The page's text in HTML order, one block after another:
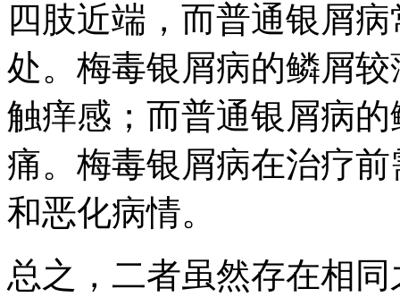
四肢近端，而普通银屑
处。梅毒银屑病的鳞屑
触痒感；而普通银屑病
痛。梅毒银屑病在治疗
和恶化病情。
总之，二者虽然存在相